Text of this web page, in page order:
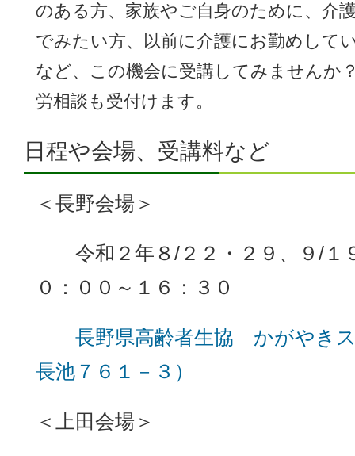
のある方、家族やご自身のために、介
でみたい方、以前に介護にお勤めして
など、この機会に受講してみませんか
労相談も受付けます。
日程や会場、受講料など
＜長野会場＞
令和２年８/２２・２９、９/１
０：００～１６：３０
長野県高齢者生協 かがやき
長池７６１－３）
＜上田会場＞